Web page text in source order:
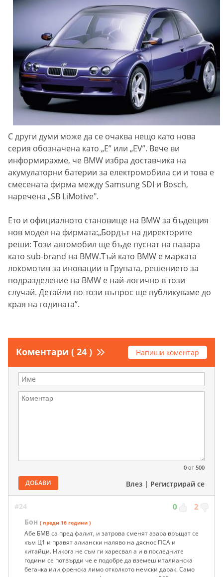
С други думи може да се очаква нещо като нова
серия обозначена като „E” или „EV”. Вече ви
информирахме, че BMW избра доставчика на
акумулаторни батерии за електромобила си и това е
смесената фирма между Samsung SDI и Bosch,
наречена „SB LiMotive".
Ето и официалното становище на BMW за бъдещия
нов модел на фирмата:„Бордът на директорите
реши: Този автомобил ще бъде пуснат на пазара
като sub-brand на BMW.Тъй като BMW е марката
локомотив за иновации в Групата, решението за
подразделение на BMW е най-логично в този
случай. Детайли по този въпрос ще публикуваме до
края на годината”.
Коментари ( 24 ) Напиши коментар
0 от 500
ДОБАВИ Влез | Регистрирай се
#24 0 2
Бон ( преди 16 години )
Абе БМВ са пред фалит, и затрова сменят азара връщат се
към Ц1 и правят алиански наляво на дяснос ПСА и
китайци. Никога не съм ги харесвал а и в последните
години се потвърди че е подобре да вземеш италианска
бегачка или френска лимо отколкото немски дарак. Само